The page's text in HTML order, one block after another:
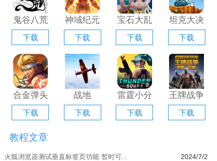
鬼谷八荒
手游电脑
版「含模
拟器」
下载
神域纪元
电脑版
「含模拟
器」
下载
宝石大乱
斗电脑版
「含模拟
器」
下载
坦克大决
战电脑版
「含模拟
器」
下载
合金弹头
觉醒电脑
版「含模
拟器」
下载
战地
1939电
脑版「含
下载
雷霆小分
队电脑版
「含模拟
下载
王牌战争
手游电脑
版「含模
下载
教程文章
2024/7/2
火狐浏览器测试垂直标签页功能 暂时可...